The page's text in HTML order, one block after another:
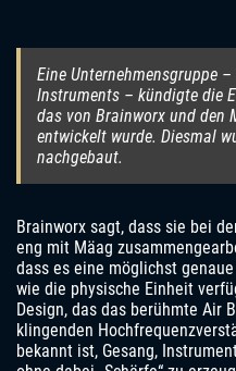
Eine Unternehmensgruppe
Instruments – kündigte die
das von Brainworx und den
entwickelt wurde. Diesmal
nachgebaut.
Brainworx sagt, dass sie bei
eng mit Mäag
dass es eine möglichst
wie die physische Einheit
Design, das das berühmte Air
klingenden
bekannt ist, Gesang,